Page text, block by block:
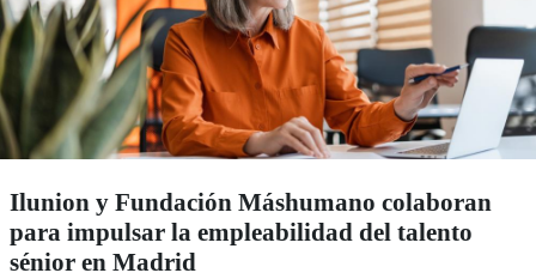
Ilunion y Fundación Máshumano colaboran
para impulsar la empleabilidad del talento
sénior en Madrid